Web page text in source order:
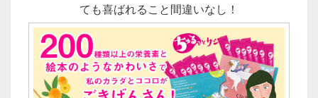
ても喜ばれること間違いなし！